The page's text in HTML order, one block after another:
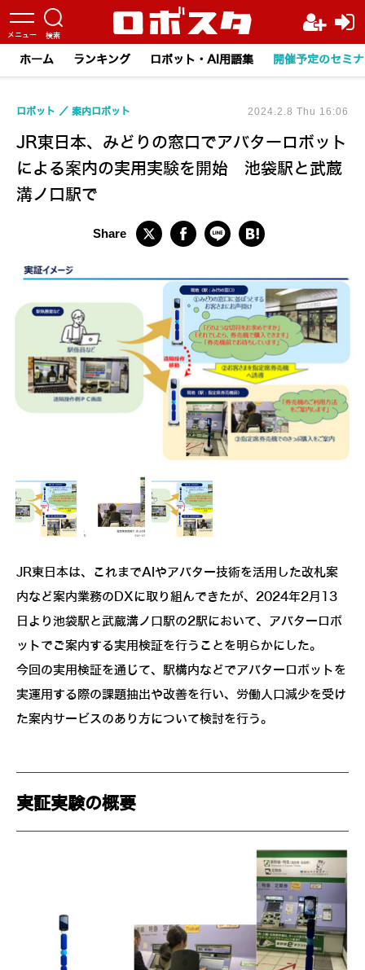
ホーム ランキング ロボット・AI用語集 開催予定のセミ
JR東日本、みどりの窓口でアバターロボット
による案内の実用実験を開始 池袋駅と武蔵
溝ノ口駅で
ロボット 案内ロボット 2024.2.8 Thu 16:06
JR東日本は、これまでAIやアバター技術を活用した改札案
内など案内業務のDXに取り組んできたが、2024年2月13
日より池袋駅と武蔵溝ノ口駅の2駅において、アバターロボ
ットでご案内する実用検証を行うことを明らかにした。
今回の実用検証を通じて、駅構内などでアバターロボットを
実運用する際の課題抽出や改善を行い、労働人口減少を受け
た案内サービスのあり方について検討を行う。
実証実験の概要